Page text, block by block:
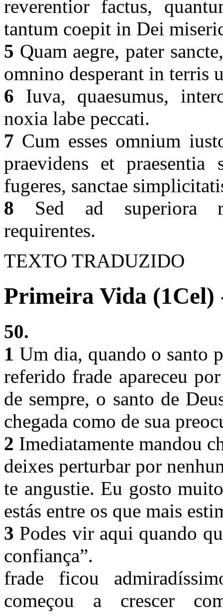
reverentior factus,
tantum coepit in Dei
5 Quam aegre, pater
omnino desperant in
6 Iuva, quaesumus,
noxia labe peccati.
7 Cum esses omnium
praevidens et praesentia
fugeres, sanctae
8 Sed ad superiora
requirentes.
TEXTO TRADUZIDO
Primeira Vida (1Cel)
50.
1 Um dia, quando o santo
referido frade apareceu
de sempre, o santo de
chegada como de sua
2 Imediatamente mandou
deixes perturbar por
te angustie. Eu gosto
estás entre os que mais
3 Podes vir aqui quando
frade ficou
começou a crescer